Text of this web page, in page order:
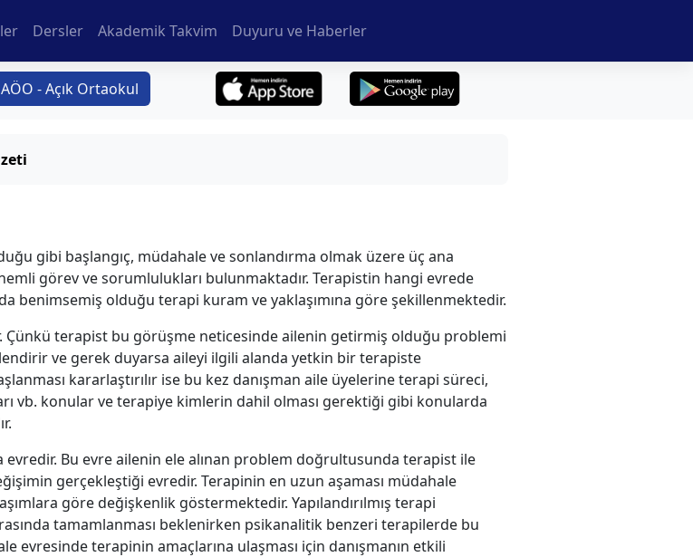
Dersler Akademik Takvim Duyuru ve Haberler
AÖO - Açık Ortaokul
gibi başlangıç, müdahale ve sonlandırma olmak üzere üç ana
görev ve sorumlulukları bulunmaktadır. Terapistin hangi evrede
benimsemiş olduğu terapi kuram ve yaklaşımına göre şekillenmektedir.
Çünkü terapist bu görüşme neticesinde ailenin getirmiş olduğu problemi
ve gerek duyarsa aileyi ilgili alanda yetkin bir terapiste
kararlaştırılır ise bu kez danışman aile üyelerine terapi süreci,
vb. konular ve terapiye kimlerin dahil olması gerektiği gibi konularda
evredir. Bu evre ailenin ele alınan problem doğrultusunda terapist ile
gerçekleştiği evredir. Terapinin en uzun aşaması müdahale
göre değişkenlik göstermektedir. Yapılandırılmış terapi
tamamlanması beklenirken psikanalitik benzeri terapilerde bu
evresinde terapinin amaçlarına ulaşması için danışmanın etkili